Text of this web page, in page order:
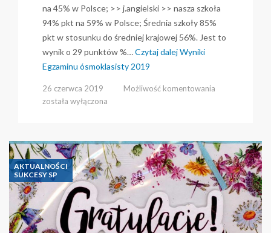
na 45% w Polsce; >> j.angielski >> nasza szkoła
94% pkt na 59% w Polsce; Średnia szkoły 85%
pkt w stosunku do średniej krajowej 56%. Jest to
wynik o 29 punktów %…Czytaj dalejWyniki
Egzaminu ósmoklasisty 2019
26 czerwca 2019 Możliwość komentowania
została wyłączona
AKTUALNOŚCI
SUKCESY SP